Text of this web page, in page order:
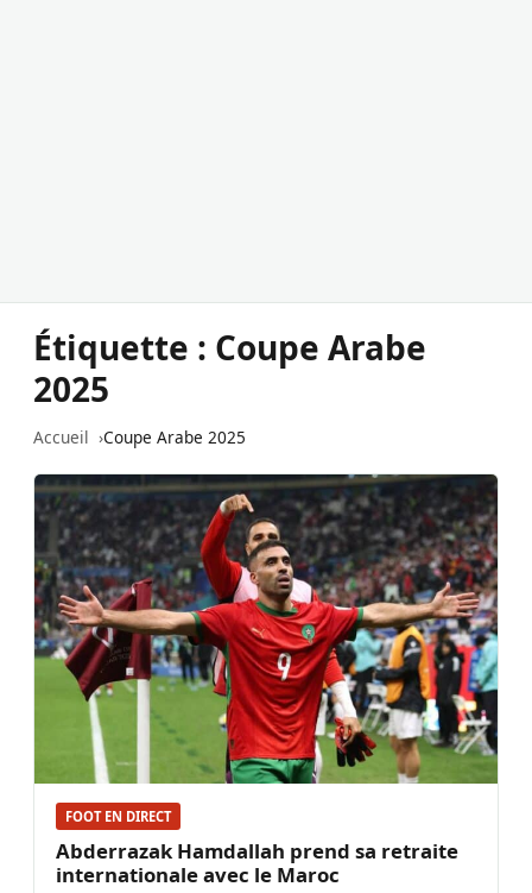
Étiquette : Coupe Arabe
2025
Accueil Coupe Arabe 2025
FOOT EN DIRECT
Abderrazak Hamdallah prend sa retraite
internationale avec le Maroc